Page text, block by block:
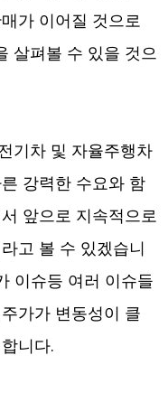
가 이어질 것으로
살펴볼 수 있을 것으
기차 및 자율주행차
강력한 수요와 함
앞으로 지속적으로
고 볼 수 있겠습니
이슈등 여러 이슈들
가가 변동성이 클
니다.